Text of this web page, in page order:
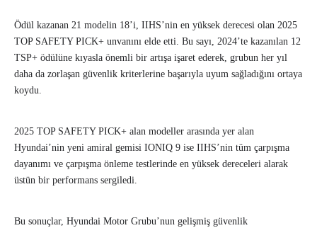
Ödül kazanan 21 modelin 18’i, IIHS’nin en yüksek derecesi olan 2025
TOP SAFETY PICK+ unvanını elde etti. Bu sayı, 2024’te kazanılan 12
TSP+ ödülüne kıyasla önemli bir artışa işaret ederek, grubun her yıl
daha da zorlaşan güvenlik kriterlerine başarıyla uyum sağladığını ortaya
koydu.
2025 TOP SAFETY PICK+ alan modeller arasında yer alan
Hyundai’nin yeni amiral gemisi IONIQ 9 ise IIHS’nin tüm çarpışma
dayanımı ve çarpışma önleme testlerinde en yüksek dereceleri alarak
üstün bir performans sergiledi.
Bu sonuçlar, Hyundai Motor Grubu’nun gelişmiş güvenlik